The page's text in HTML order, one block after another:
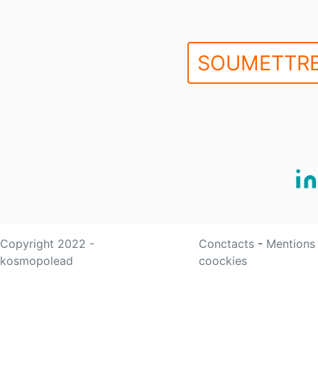
Copyright 2022 -
kosmopolead
Conctacts -
coockies